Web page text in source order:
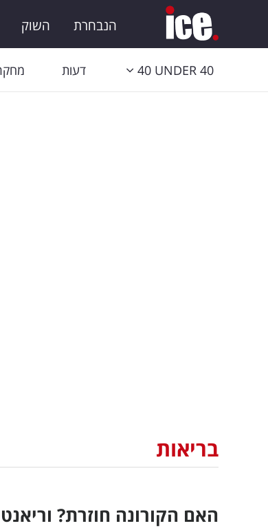
הנבחרת השוק
40 UNDER 40 דעות
בריאות
האם הקורונה חוזרת?